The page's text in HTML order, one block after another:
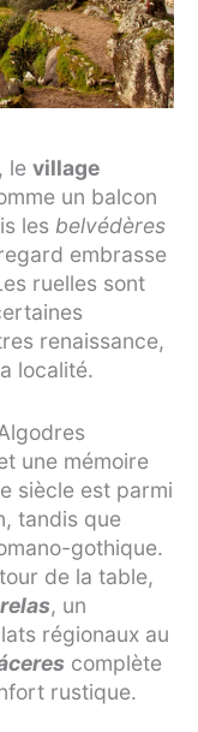
le village
un balcon
les belvédères
embrasse
ruelles sont
renaissance,
localité.
une mémoire
siècle est parmi
tandis que
gothique.
de la table,
, un
régionaux au
complète
rustique.